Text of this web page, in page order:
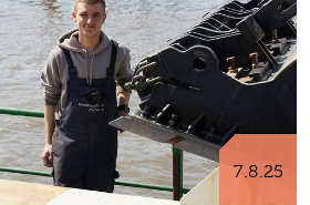
7.8.25